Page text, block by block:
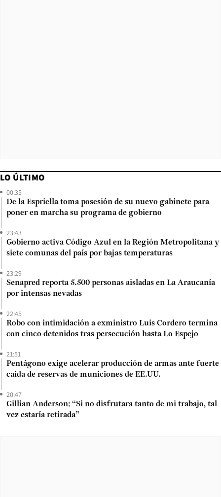
LO ÚLTIMO
00:35
De la Espriella toma posesión de su nuevo gabinete para
poner en marcha su programa de gobierno
23:43
Gobierno activa Código Azul en la Región Metropolitana y
siete comunas del país por bajas temperaturas
23:29
Senapred reporta 5.500 personas aisladas en La Araucanía
por intensas nevadas
22:45
Robo con intimidación a exministro Luis Cordero termina
con cinco detenidos tras persecución hasta Lo Espejo
21:51
Pentágono exige acelerar producción de armas ante fuerte
caída de reservas de municiones de EE.UU.
20:47
Gillian Anderson: “Si no disfrutara tanto de mi trabajo, tal
vez estaría retirada”